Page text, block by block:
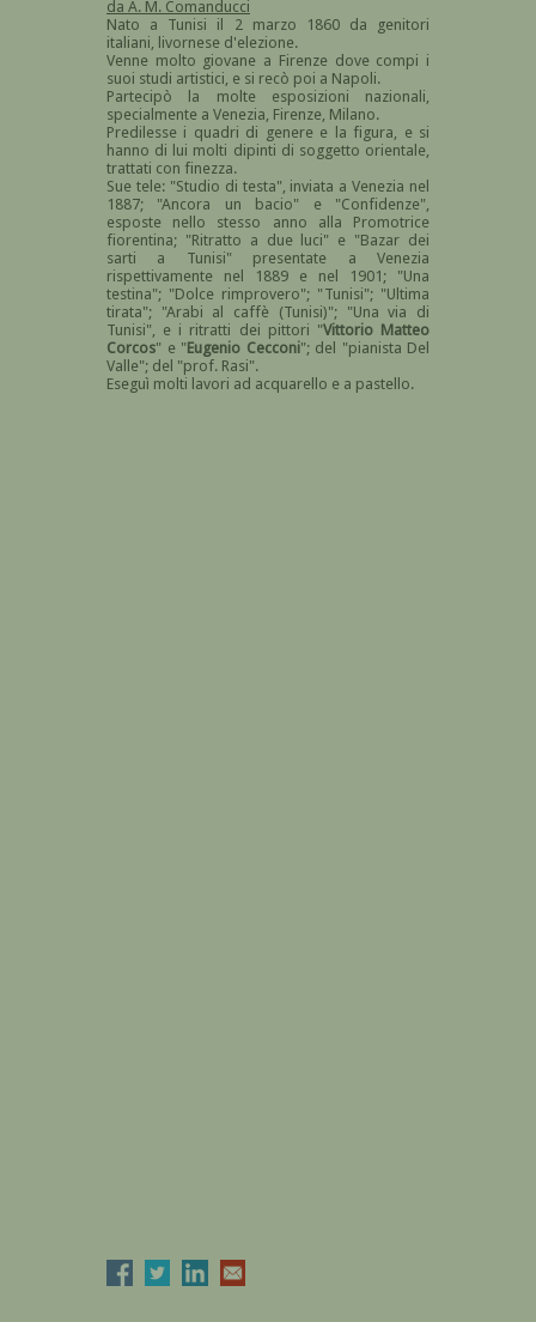
da A. M. Comanducci
Nato a Tunisi il 2 marzo 1860 da genitori
italiani, livornese d'elezione.
Venne molto giovane a Firenze dove compi i
suoi studi artistici, e si recò poi a Napoli.
Partecipò la molte esposizioni nazionali,
specialmente a Venezia, Firenze, Milano.
Predilesse i quadri di genere e la figura, e si
hanno di lui molti dipinti di soggetto orientale,
trattati con finezza.
Sue tele: "Studio di testa", inviata a Venezia nel
1887; "Ancora un bacio" e "Confidenze",
esposte nello stesso anno alla Promotrice
fiorentina; "Ritratto a due luci" e "Bazar dei
sarti a Tunisi" presentate a Venezia
rispettivamente nel 1889 e nel 1901; "Una
testina"; "Dolce rimprovero"; "Tunisi"; "Ultima
tirata"; "Arabi al caffè (Tunisi)"; "Una via di
Tunisi", e i ritratti dei pittori "Vittorio Matteo
Corcos" e "Eugenio Cecconi"; del "pianista Del
Valle"; del "prof. Rasi".
Eseguì molti lavori ad acquarello e a pastello.